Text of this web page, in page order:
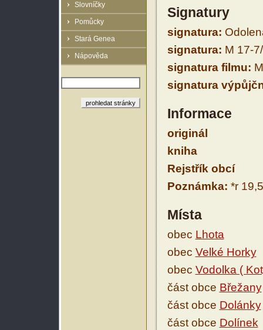
Slovníčky
Pomůcky
Stará Genea
Nápověda
Signatury
signatura:
signatura: M 17-
signatura filmu:
signatura
Informace
originál
kniha
Rejstřík obcí
Poznámka: *r
Místa
obec Lhota
obec Velké Horky
obec Vodolka (
část obce Břežany
část obce Dolánky
část obce Dolínek